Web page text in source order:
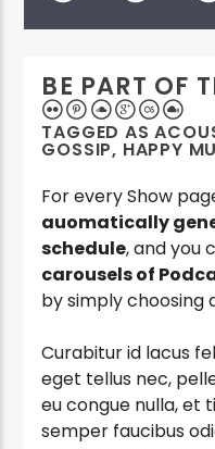
BE PART OF
TAGGED AS
GOSSIP, HAPPY
For every Show
auomatically
schedule, and you
carousels of
by simply choosing
Curabitur id lacus
eget tellus nec,
eu congue nulla, et
semper faucibus